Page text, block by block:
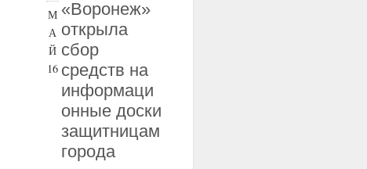
М
А
Й
16
«Воронеж»
открыла
сбор
средств на
информаци
онные доски
защитницам
города